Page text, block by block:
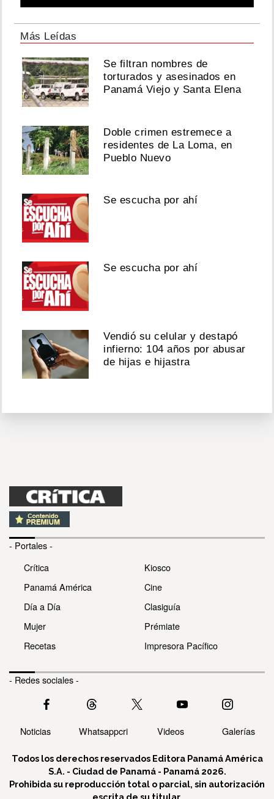
Más Leídas
Se filtran nombres de
torturados y asesinados en
Panamá Viejo y Santa Elena
Doble crimen estremece a
residentes de La Loma, en
Pueblo Nuevo
Se escucha por ahí
Se escucha por ahí
Vendió su celular y destapó
infierno: 104 años por abusar
de hijas e hijastra
- Portales -
Crítica
Panamá América
Día a Día
Mujer
Recetas
Kiosco
Cine
Clasiguía
Prémiate
Impresora Pacífico
- Redes sociales -
Noticias Whatsappcri Videos Galerías
Todos los derechos reservados Editora Panamá América
S.A. - Ciudad de Panamá - Panamá 2026.
Prohibida su reproducción total o parcial, sin autorización
escrita de su titular.